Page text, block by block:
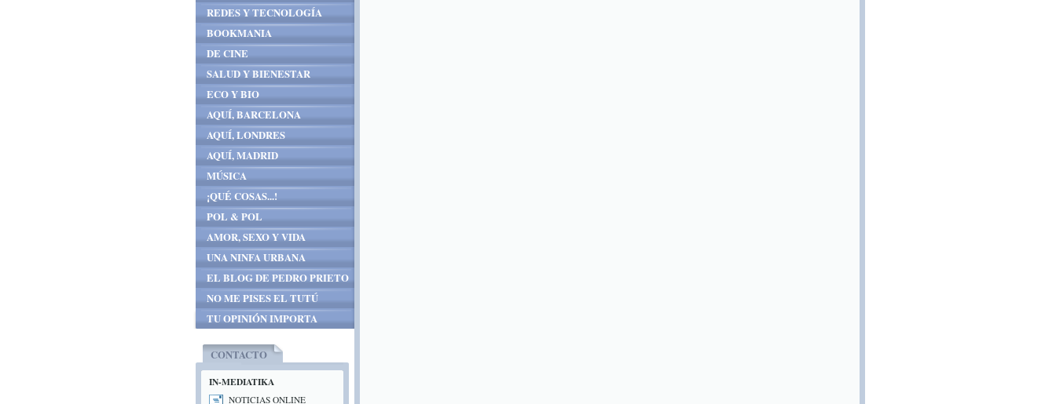
REDES Y TECNOLOGÍA
BOOKMANIA
DE CINE
SALUD Y BIENESTAR
ECO Y BIO
AQUÍ, BARCELONA
AQUÍ, LONDRES
AQUÍ, MADRID
MÚSICA
¡QUÉ COSAS...!
POL & POL
AMOR, SEXO Y VIDA
UNA NINFA URBANA
EL BLOG DE PEDRO PRIETO
NO ME PISES EL TUTÚ
TU OPINIÓN IMPORTA
CONTACTO
IN-MEDIATIKA
NOTICIAS ONLINE